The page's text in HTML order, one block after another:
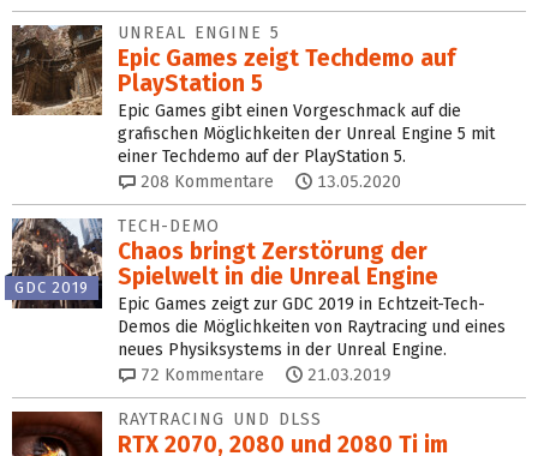
UNREAL ENGINE 5
Epic Games zeigt Techdemo auf
PlayStation 5
Epic Games gibt einen Vorgeschmack auf die
grafischen Möglichkeiten der Unreal Engine 5 mit
einer Techdemo auf der PlayStation 5.
208 Kommentare 13.05.2020
GDC 2019
TECH-DEMO
Chaos bringt Zerstörung der
Spielwelt in die Unreal Engine
Epic Games zeigt zur GDC 2019 in Echtzeit-Tech-
Demos die Möglichkeiten von Raytracing und eines
neues Physiksystems in der Unreal Engine.
72 Kommentare 21.03.2019
RAYTRACING UND DLSS
RTX 2070, 2080 und 2080 Ti im